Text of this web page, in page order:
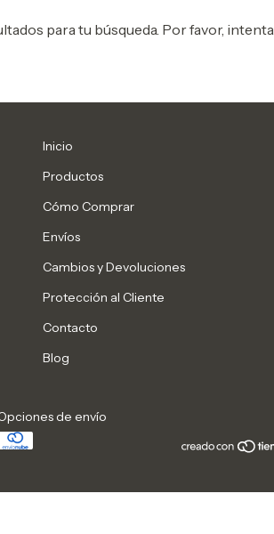
para tu búsqueda. Por favor,
Inicio
Productos
Cómo Comprar
Envíos
Cambios y Devoluciones
Protección al Cliente
Contacto
Blog
de envío